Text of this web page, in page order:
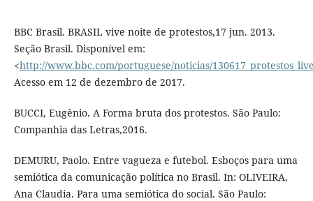
BBC Brasil. BRASIL vive noite de protestos,17 jun. 2013.
Seção Brasil. Disponível em:
<http://www.bbc.com/portuguese/noticias/
Acesso em 12 de dezembro de 2017.
BUCCI, Eugênio. A Forma bruta dos protestos. São Paulo:
Companhia das Letras,2016.
DEMURU, Paolo. Entre vagueza e futebol. Esboços para uma
semiótica da comunicação política no Brasil. In: OLIVEIRA,
Ana Claudia. Para uma semiótica do social. São Paulo: